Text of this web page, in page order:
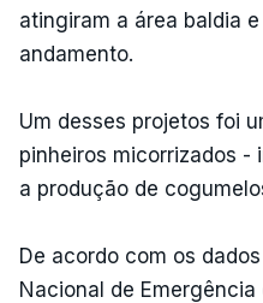
atingiram a área baldia
andamento.
Um desses projetos foi
pinheiros micorrizados -
a produção de
De acordo com os
Nacional de